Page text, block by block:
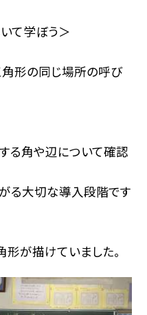
て学ぼう＞
角形の同じ場所の呼び
る角や辺について確認
る大切な導入段階です
が描けていました。